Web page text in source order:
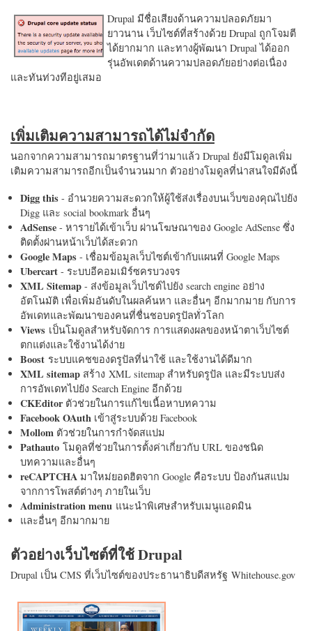
Drupal มีชื่อเสียงด้านความปลอดภัยมา
ยาวนาน เว็บไซต์ที่สร้างด้วย Drupal ถูกโจมตี
ได้ยากมาก และทางผู้พัฒนา Drupal ได้ออก
รุ่นอัพเดตด้านความปลอดภัยอย่างต่อเนื่อง
และทันท่วงทีอยู่เสมอ
เพิ่มเติมความสามารถได้ไม่จำกัด
นอกจากความสามารถมาตรฐานที่ว่ามาแล้ว Drupal ยังมีโมดูลเพิ่ม
เติมความสามารถอีกเป็นจำนวนมาก ตัวอย่างโมดูลที่น่าสนใจมีดังนี้
Digg this - อำนวยความสะดวกให้ผู้ใช้ส่งเรื่องบนเว็บของคุณไปยัง
Digg และ social bookmark อื่นๆ
AdSense - หารายได้เข้าเว็บ ผ่านโฆษณาของ Google AdSense ซึ่ง
ติดตั้งผ่านหน้าเว็บได้สะดวก
Google Maps - เชื่อมข้อมูลเว็บไซต์เข้ากับแผนที่ Google Maps
Ubercart - ระบบอีคอมเมิร์ซครบวงจร
XML Sitemap - ส่งข้อมูลเว็บไซต์ไปยัง search engine อย่าง
อัตโนมัติ เพื่อเพิ่มอันดับในผลค้นหา และอื่นๆ อีกมากมาย กับการ
อัพเดทและพัฒนาของคนที่ชื่นชอบดรูปัลทั่วโลก
Views เป็นโมดูลสำหรับจัดการ การแสดงผลของหน้าตาเว็บไซต์
ตกแต่งและใช้งานได้ง่าย
Boost ระบบแคชของดรูปัลที่น่าใช้ และใช้งานได้ดีมาก
XML sitemap สร้าง XML sitemap สำหรับดรูปัล และมีระบบส่ง
การอัพเดทไปยัง Search Engine อีกด้วย
CKEditorตัวช่วยในการแก้ไขเนื้อหาบทความ
Facebook OAuth เข้าสู่ระบบด้วย Facebook
Mollom ตัวช่วยในการกำจัดสแปม
Pathauto โมดูลที่ช่วยในการตั้งค่าเกี่ยวกับ URL ของชนิด
บทความและอื่นๆ
reCAPTCHA มาใหม่ยอดฮิตจาก Google คือระบบ ป้องกันสแปม
จากการโพสต์ต่างๆ ภายในเว็บ
Administration menu แนะนำพิเศษสำหรับเมนูแอดมิน
และอื่นๆ อีกมากมาย
ตัวอย่างเว็บไซต์ที่ใช้ Drupal
Drupal เป็น CMS ที่เว็บไซต์ของประธานาธิบดีสหรัฐ Whitehouse.gov